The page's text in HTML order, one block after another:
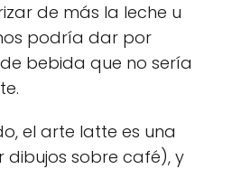
de más la leche u
podría dar por
bebida que no sería
el arte latte es una
sobre café), y